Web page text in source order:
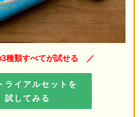
3種類すべてが試せる ／
ライアルセットを
試してみる